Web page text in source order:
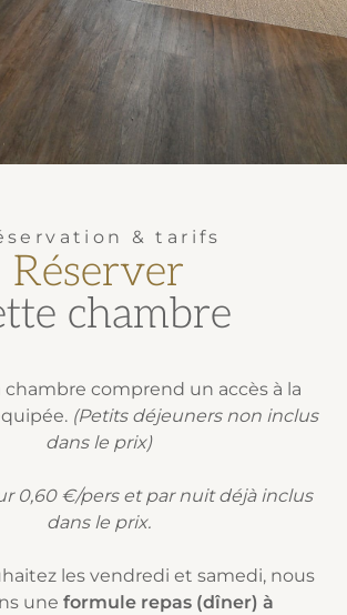
& tarifs
Réserver
chambre
chambre comprend un accès à la
(Petits déjeuners non inclus
dans le prix)
0,60 €/pers et par nuit déjà inclus
dans le prix.
les vendredi et samedi, nous
une formule repas (dîner) à